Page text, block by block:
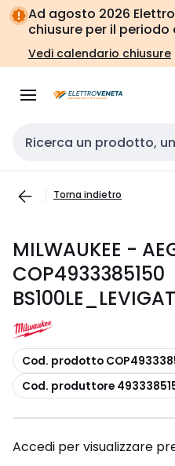
Vai alla
navigazione
Vai
alla
pagina
Ad agosto 2026
chiusure per il periodo
Vedi calendario chiusure
Cerca input
Torna indietro
MILWAUKEE -
COP4933385150
copia
Cod. prodotto
copia
Cod. produttore
Accedi per visualizzare